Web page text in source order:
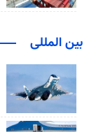
بین المللی